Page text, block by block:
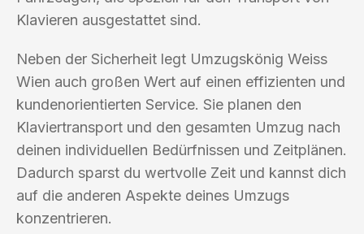
Klavieren ausgestattet sind.
Neben der Sicherheit legt Umzugskönig Weiss
Wien auch großen Wert auf einen effizienten und
kundenorientierten Service. Sie planen den
Klaviertransport und den gesamten Umzug nach
deinen individuellen Bedürfnissen und Zeitplänen.
Dadurch sparst du wertvolle Zeit und kannst dich
auf die anderen Aspekte deines Umzugs
konzentrieren.